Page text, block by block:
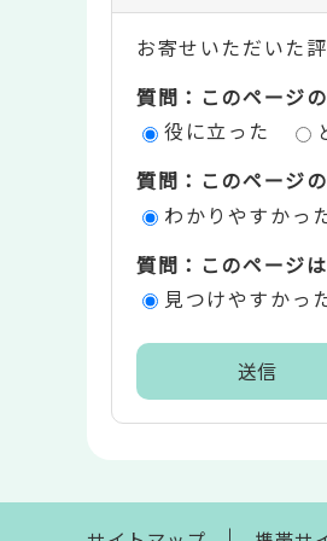
ン
テ
ン
評
エ
お寄せいただいた
質問：このページ
役に立った
質問：このページ
わかりやすかっ
質問：このページ
見つけやすかっ
ま